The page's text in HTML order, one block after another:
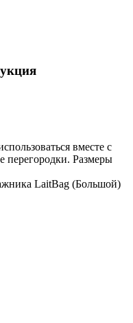
вместе с
перегородки. Размеры
LaitBag (Большой)